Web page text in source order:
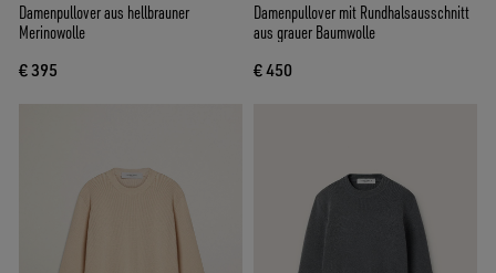
Damenpullover aus hellbrauner
Merinowolle
€ 395
Damenpullover mit Rundhalsausschnitt
aus grauer Baumwolle
€ 450